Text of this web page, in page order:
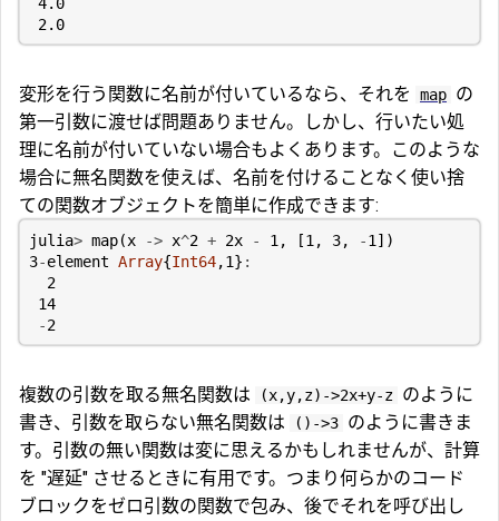
2.0
変形を行う関数に名前が付いているなら、それを map の
第一引数に渡せば問題ありません。しかし、行いたい処
理に名前が付いていない場合もよくあります。このような
場合に無名関数を使えば、名前を付けることなく使い捨
ての関数オブジェクトを簡単に作成できます:
julia> map(x -> x^2 + 2x - 1 , [1 , 3, -1 ])
3-element Array{Int64,1} :
2
14
-2
複数の引数を取る無名関数は (x,y,z)->2x+y-z のように
書き、引数を取らない無名関数は
()->3 のように書きま
す。引数の無い関数は変に思えるかもしれませんが、計算
を "遅延" させるときに有用です。つまり何らかのコード
ブロックをゼロ引数の関数で包み、後でそれを呼び出し